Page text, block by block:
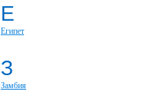
Е
Египет
З
Замбия